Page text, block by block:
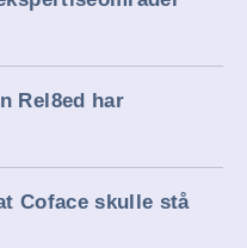
Rel8ed har
Coface skulle stå